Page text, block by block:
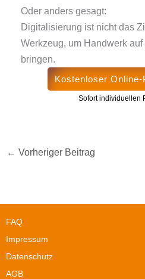
Oder anders gesagt:
Digitalisierung ist nicht das
Werkzeug, um Handwerk
bringen.
Kostenloser
Sofort individuellen
← Vorheriger Beitrag
FAQ
Impressum
Datenschutz
AGB